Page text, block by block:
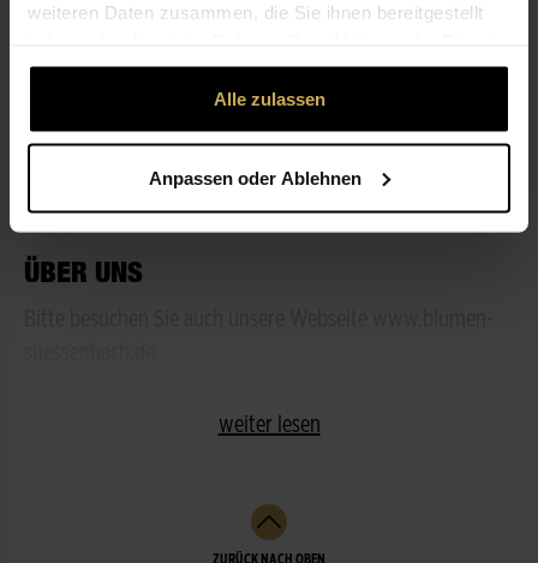
weiteren Daten zusammen, die Sie ihnen bereitgestellt
gesammelt haben.
Alle zulassen
Anpassen oder Ablehnen
suessenbach-einbeck@t-online.de
ÜBER UNS
weiter lesen
ZURÜCK NACH OBEN